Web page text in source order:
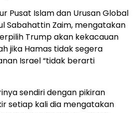
Pusat Islam dan Urusan Global
Sabahattin Zaim, mengatakan
Trump akan kekacauan
jika Hamas tidak segera
Israel “tidak berarti
sendiri dengan pikiran
setiap kali dia mengatakan